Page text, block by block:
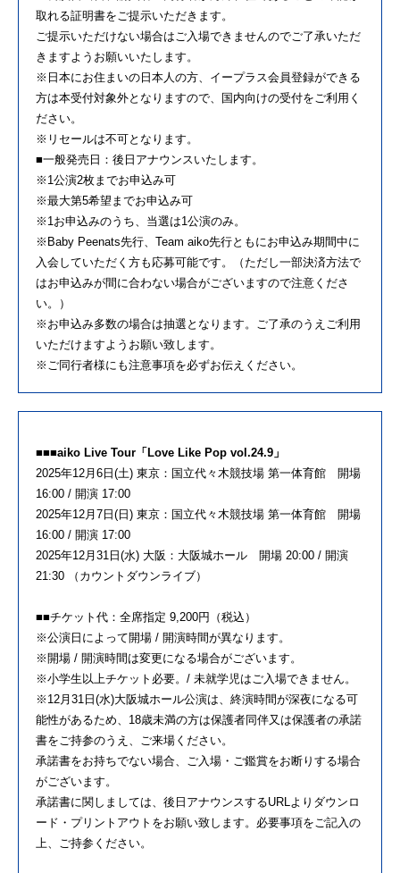
取れる証明書をご提示いただきます。
ご提示いただけない場合はご入場できませんのでご了承いただ
きますようお願いいたします。
※日本にお住まいの日本人の方、イープラス会員登録ができる
方は本受付対象外となりますので、国内向けの受付をご利用く
ださい。
※リセールは不可となります。
■一般発売日：後日アナウンスいたします。
※1公演2枚までお申込み可
※最大第5希望までお申込み可
※1お申込みのうち、当選は1公演のみ。
※Baby Peenats先行、Team aiko先行ともにお申込み期間中に
入会していただく方も応募可能です。（ただし一部決済方法で
はお申込みが間に合わない場合がございますので注意くださ
い。）
※お申込み多数の場合は抽選となります。ご了承のうえご利用
いただけますようお願い致します。
※ご同行者様にも注意事項を必ずお伝えください。
■■■aiko Live Tour「Love Like Pop vol.24.9」
2025年12月6日(土) 東京：国立代々木競技場 第一体育館 開場
16:00 / 開演 17:00
2025年12月7日(日) 東京：国立代々木競技場 第一体育館 開場
16:00 / 開演 17:00
2025年12月31日(水) 大阪：大阪城ホール 開場 20:00 / 開演
21:30 （カウントダウンライブ）
■■チケット代：全席指定 9,200円（税込）
※公演日によって開場 / 開演時間が異なります。
※開場 / 開演時間は変更になる場合がございます。
※小学生以上チケット必要。/ 未就学児はご入場できません。
※12月31日(水)大阪城ホール公演は、終演時間が深夜になる可
能性があるため、18歳未満の方は保護者同伴又は保護者の承諾
書をご持参のうえ、ご来場ください。
承諾書をお持ちでない場合、ご入場・ご鑑賞をお断りする場合
がございます。
承諾書に関しましては、後日アナウンスするURLよりダウンロ
ード・プリントアウトをお願い致します。必要事項をご記入の
上、ご持参ください。